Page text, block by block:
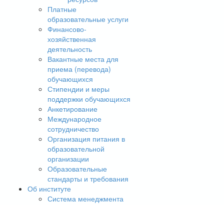
Платные
образовательные услуги
Финансово-
хозяйственная
деятельность
Вакантные места для
приема (перевода)
обучающихся
Стипендии и меры
поддержки обучающихся
Анкетирование
Международное
сотрудничество
Организация питания в
образовательной
организации
Образовательные
стандарты и требования
Об институте
Система менеджмента